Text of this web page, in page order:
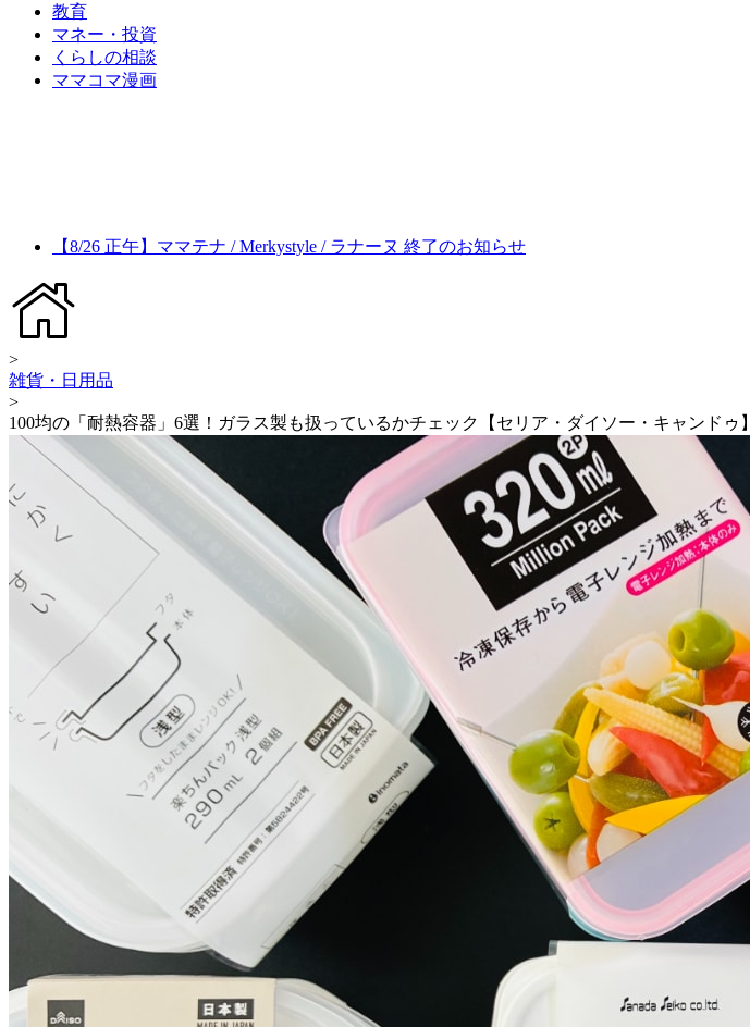
教育
マネー・投資
くらしの相談
ママコマ漫画
【8/26 正午】ママテナ / Merkystyle / ラナーヌ 終了のお知らせ
>
雑貨・日用品
>
100均の「耐熱容器」6選！ガラス製も扱っているかチェック【セリア・ダイソー・キャンドゥ】